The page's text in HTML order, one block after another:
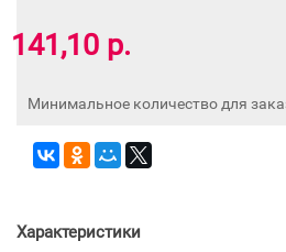
141,10 р.
Минимальное количество для
Характеристики